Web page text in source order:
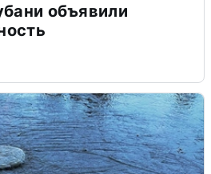
объявили